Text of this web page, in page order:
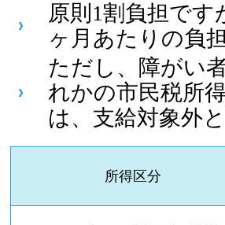
原則1割負担で
ヶ月あたりの負
ただし、障がい
れかの市民税所
は、支給対象外
所得区分